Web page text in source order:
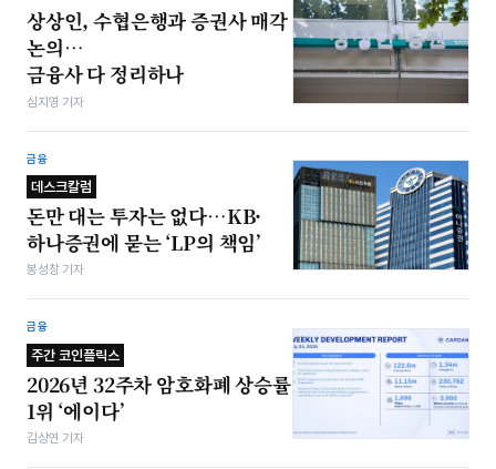
상상인, 수협은행과 증권사 매각
논의…
금융사 다 정리하나
심지영 기자
금융
데스크칼럼
돈만 대는 투자는 없다…KB·
하나증권에 묻는 ‘LP의 책임’
봉성창 기자
금융
주간 코인플릭스
2026년 32주차 암호화폐 상승률
1위 ‘에이다’
김상연 기자